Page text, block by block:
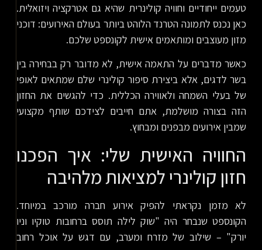
טעמים ייחודיים וחוויה קולינרית שהיא גם אטרקציה ויזואלית.
כאן נכנס לתמונה הטרנד הלוהט ביותר בעולם האירועים: דוכני
מזון מעוצבים ומותאמים אישית לקונספט שלכם.
כאשר מדברים על התאמה אישית, לא מדובר רק בבחירה בין
בשר לדגים, אלא ביצירת סיפור קולינרי שלם שמתאים לאופי
של בעלי השמחה ולאווירה הכללית. כדי להגשים את החזון
הזה בצורה מושלמת, אתם חייבים לצידכם שותף מקצועי
שמבין אירועים מבפנים ומבחוץ.
החוויה האישית שלי: איך הפכנו
חזון קולינרי למציאות מלהיבה
לא מזמן נקראתי להפיק אירוע חברה מורכב במיוחד.
הקונספט שנבחר היה "שוק לילה תוסס ברחובות טוקיו וניו
יורק" – שילוב של מזרח ומערב, עם דגש על אוכל רחוב